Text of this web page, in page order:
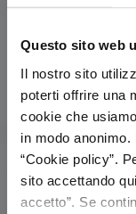
Questo sito web
Il nostro sito
poterti offrire una
cookie che
in modo
“Cookie policy”.
sito accettando
accetto”. Se